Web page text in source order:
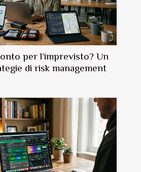
per l’imprevisto? Un
di risk management